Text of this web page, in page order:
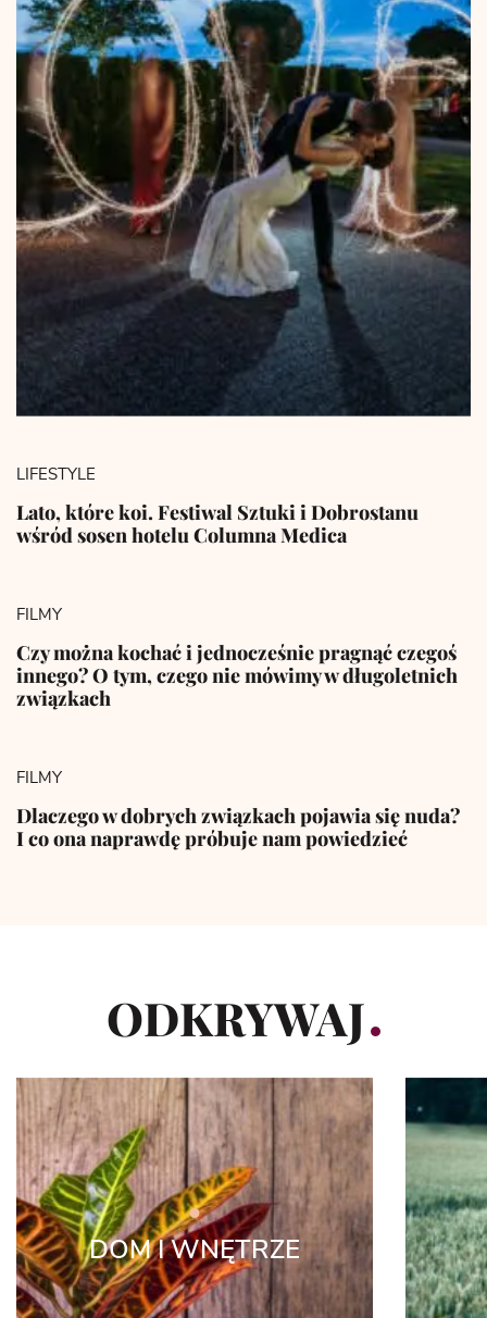
LIFESTYLE
Lato, które koi. Festiwal Sztuki i Dobrostanu
wśród sosen hotelu Columna Medica
FILMY
Czy można kochać i jednocześnie pragnąć czegoś
innego? O tym, czego nie mówimy w długoletnich
związkach
FILMY
Dlaczego w dobrych związkach pojawia się nuda?
I co ona naprawdę próbuje nam powiedzieć
ODKRYWAJ
DOM I WNĘTRZE